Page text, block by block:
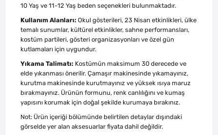
10 Yaş ve 11-12 Yaş beden seçenekleri bulunmaktadır.
Kullanım Alanları: Okul gösterileri, 23 Nisan etkinlikleri, ülke
temalı sunumlar, kültürel etkinlikler, sahne performansları,
kostüm partileri, gösteri organizasyonları ve özel gün
kutlamaları için uygundur.
Yıkama Talimatı: Kostümün maksimum 30 derecede ve
elde yıkanması önerilir. Çamaşır makinesinde yıkamayınız,
kurutma makinesinde kurutmayınız ve yüksek ısıya maruz
bırakmayınız. Ürünün formunu, renk canlılığını ve kumaş
yapısını korumak için doğal şekilde kurumaya bırakınız.
Not: Ürün içeriği bölümünde belirtilen detaylar dışındaki
görselde yer alan aksesuarlar fiyata dahil değildir.